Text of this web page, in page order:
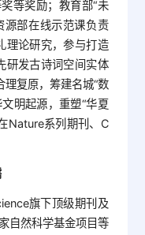
等奖励；教育部“未
源部在线示范课负责
理论研究，参与打造
研发古诗词空间实体
复原，筹建名城“数
明起源，重塑“华夏
Nature系列期刊、C
旗下顶级期刊及
自然科学基金项目等